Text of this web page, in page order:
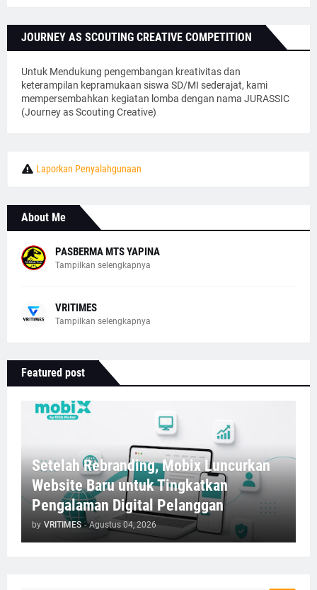
JOURNEY AS SCOUTING CREATIVE COMPETITION
Untuk Mendukung pengembangan kreativitas dan
keterampilan kepramukaan siswa SD/MI sederajat, kami
mempersembahkan kegiatan lomba dengan nama JURASSIC
(Journey as Scouting Creative)
Laporkan Penyalahgunaan
About Me
PASBERMA MTS YAPINA
Tampilkan selengkapnya
VRITIMES
Tampilkan selengkapnya
Featured post
Setelah Rebranding, Mobix Luncurkan
Website Baru untuk Tingkatkan
Pengalaman Digital Pelanggan
by VRITIMES - Agustus 04, 2026